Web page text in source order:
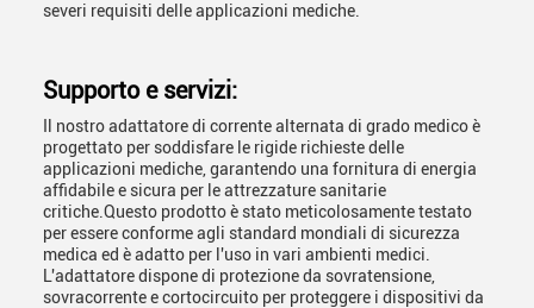
severi requisiti delle applicazioni mediche.
Supporto e servizi:
Il nostro adattatore di corrente alternata di grado medico è
progettato per soddisfare le rigide richieste delle
applicazioni mediche, garantendo una fornitura di energia
affidabile e sicura per le attrezzature sanitarie
critiche.Questo prodotto è stato meticolosamente testato
per essere conforme agli standard mondiali di sicurezza
medica ed è adatto per l'uso in vari ambienti medici.
L'adattatore dispone di protezione da sovratensione,
sovracorrente e cortocircuito per proteggere i dispositivi da